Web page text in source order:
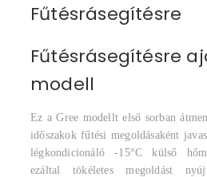
Fűtésrásegítésre
Fűtésrásegítésre
modell
Ez a Gree modellt első sorban
időszakok fűtési megoldásaként
légkondicionáló -15°C külső
ezáltal tökéletes megoldást